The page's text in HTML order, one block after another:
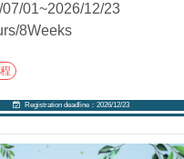
07/01~2026/12/23
8Weeks
Registration deadline：2026/12/23